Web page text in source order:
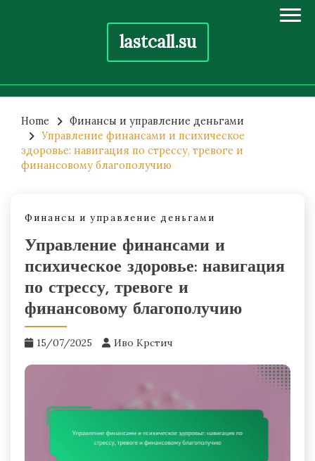
lastcall.su
content
Home
Финансы и управление деньгами
Управление финансами и психическое
здоровье: навигация по стрессу, тревоге и
финансовому благополучию
Финансы и управление деньгами
Управление финансами и
психическое здоровье: навигация
по стрессу, тревоге и
финансовому благополучию
15/07/2025 Иво Крстич